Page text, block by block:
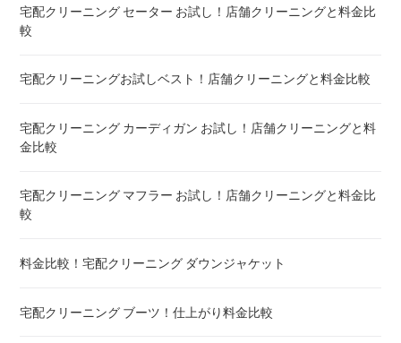
布団クリーニング ベビーふとん ! 料金 比較
布団クリーニング+レンタル布団 ! 値段 比較
エアウィーヴ マットレスのクリーニング ! どこがいい
布団の洗濯ネット コインランドリー ! ドラム式におすすめは
宅配クリーニング セーター お試し！店舗クリーニングと料金比
較
宅配クリーニングお試しベスト！店舗クリーニングと料金比較
宅配クリーニング カーディガン お試し！店舗クリーニングと料
金比較
宅配クリーニング マフラー お試し！店舗クリーニングと料金比
較
料金比較！宅配クリーニング ダウンジャケット
宅配クリーニング ブーツ！仕上がり料金比較